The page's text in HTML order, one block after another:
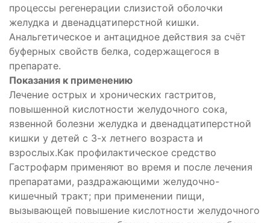
процессы регенерации слизистой оболочки
желудка и двенадцатиперстной кишки.
Анальгетическое и антацидное действия за счёт
буферных свойств белка, содержащегося в
препарате.
Показания к применению
Лечение острых и хронических гастритов,
повышенной кислотности желудочного сока,
язвенной болезни желудка и двенадцатиперстной
кишки у детей с 3-х летнего возраста и
взрослых.Как профилактическое средство
Гастрофарм применяют во время и после лечения
препаратами, раздражающими желудочно-
кишечный тракт; при применении пищи,
вызывающей повышение кислотности желудочного